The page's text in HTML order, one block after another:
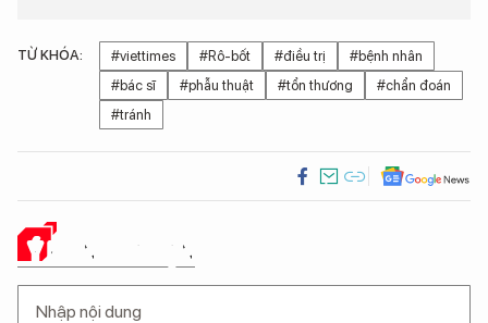
TỪ KHÓA: #viettimes #Rô-bốt #điều trị
#bệnh nhân
#bác sĩ
#phẫu thuật #tổn thương
#chẩn đoán
#tránh
Ý KIẾN CỦA BẠN